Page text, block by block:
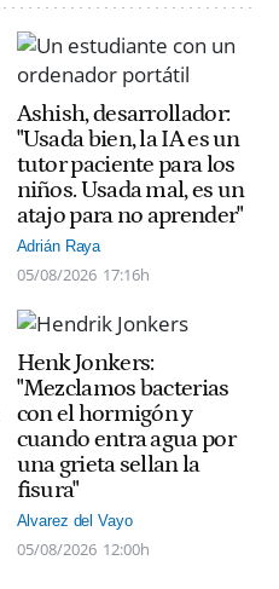
Ashish, desarrollador:
"Usada bien, la IA es un
tutor paciente para los
niños. Usada mal, es un
atajo para no aprender"
Adrián Raya
05/08/2026 17:16h
Henk Jonkers:
"Mezclamos bacterias
con el hormigón y
cuando entra agua por
una grieta sellan la
fisura"
Alvarez del Vayo
05/08/2026 12:00h